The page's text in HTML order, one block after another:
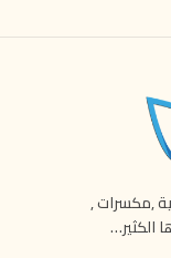
,مكسرات ,
الكثير…